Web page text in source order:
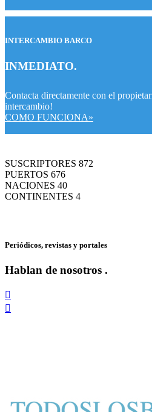
INTERCAMBIO BARCO
INMEDIATO.
Contacta directamente con el
intercambio!
COMO FUNCIONA»
SUSCRIPTORES 969
PUERTOS 751
NACIONES 44
CONTINENTES 4
Periódicos, revistas y portales
Hablan de nosotros .

